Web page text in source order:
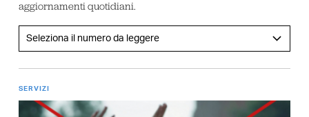
aggiornamenti quotidiani.
SERVIZI